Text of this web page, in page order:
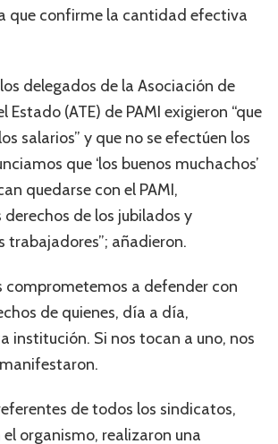
que confirme la cantidad efectiva
delegados de la Asociación de
Estado (ATE) de PAMI exigieron “que
salarios” y que no se efectúen los
que ‘los buenos muchachos’
quedarse con el PAMI,
de los jubilados y
trabajadores”; añadieron.
comprometemos a defender con
de quienes, día a día,
institución. Si nos tocan a uno, nos
de todos los sindicatos,
organismo, realizaron una